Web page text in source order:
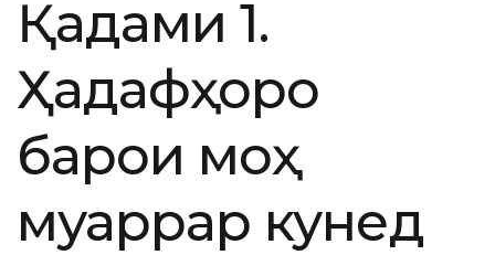
Қадами 1.
Ҳадафҳоро
барои моҳ
муқаррар кунед